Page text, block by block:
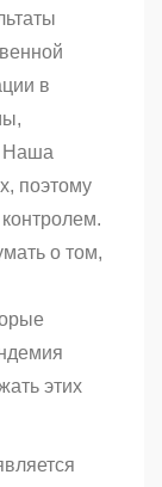
в
Наша
поэтому
о том,
этих